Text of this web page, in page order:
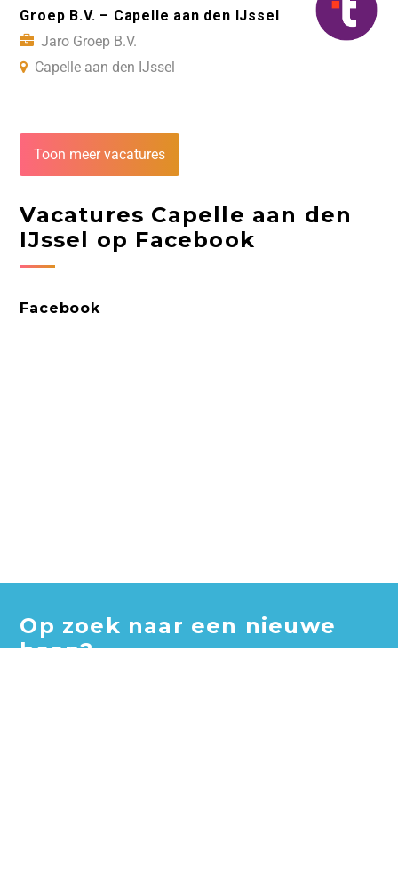
Groep B.V. – Capelle aan den IJssel
Jaro Groep B.V.
Capelle aan den IJssel
Toon meer vacatures
Vacatures Capelle aan den
IJssel op Facebook
Facebook
Op zoek naar een nieuwe
baan?